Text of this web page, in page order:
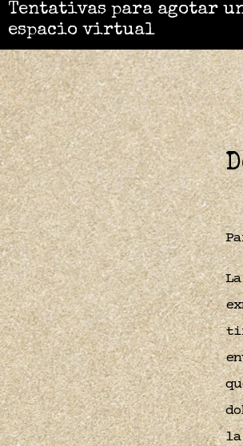
Tentativas para agotar
espacio virtual
la